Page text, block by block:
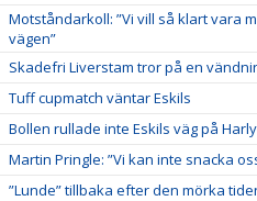
Motståndarkoll: ”Vi vill så klart vara
vägen”
Skadefri Liverstam tror på en
Tuff cupmatch väntar Eskils
Bollen rullade inte Eskils väg på
Martin Pringle: ”Vi kan inte snacka
”Lunde” tillbaka efter den mörka